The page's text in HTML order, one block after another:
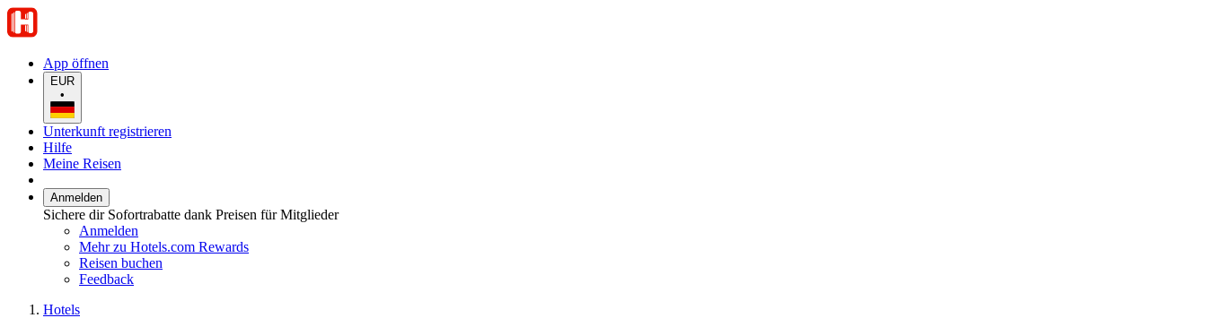
App öffnen
EUR
•
Unterkunft registrieren
Hilfe
Meine Reisen
Anmelden
Sichere dir Sofortrabatte dank Preisen für Mitglieder
Anmelden
Mehr zu Hotels.com Rewards
Reisen buchen
Feedback
Hotels